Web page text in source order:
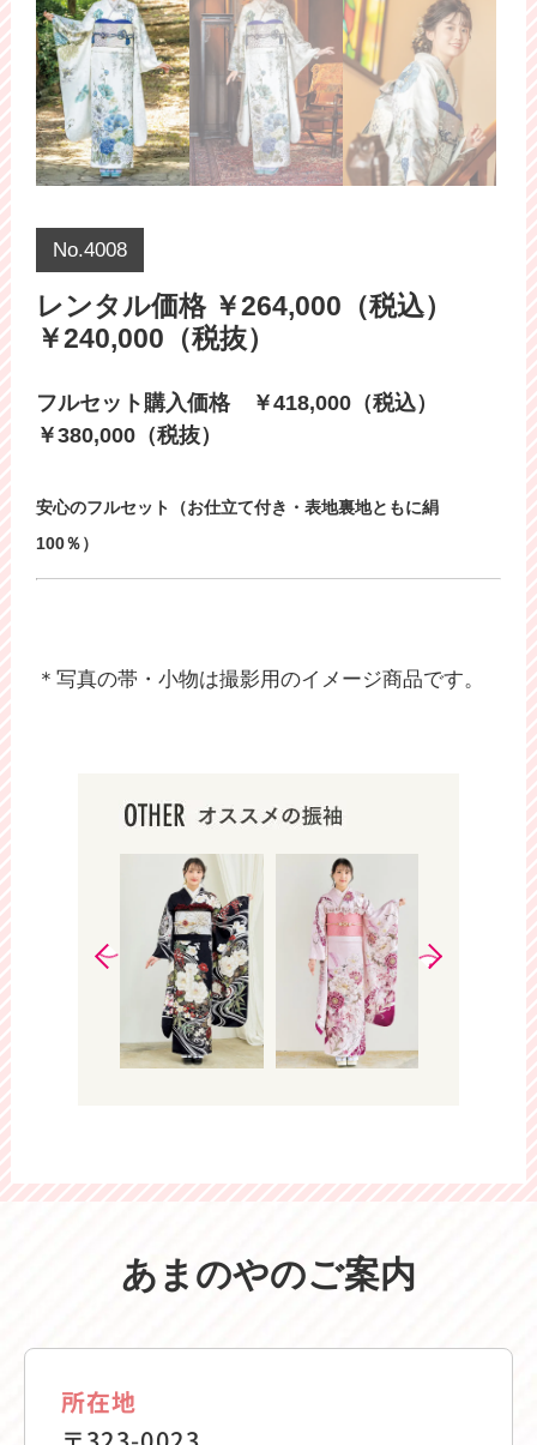
No.4008
レンタル価格 ￥264,000（税込）
￥240,000（税抜）
フルセット購入価格 ￥418,000（税込）
￥380,000（税抜）
安心のフルセット（お仕立て付き・表地裏地ともに絹
100％）
＊写真の帯・小物は撮影用のイメージ商品です。
あまのやのご案内
所在地